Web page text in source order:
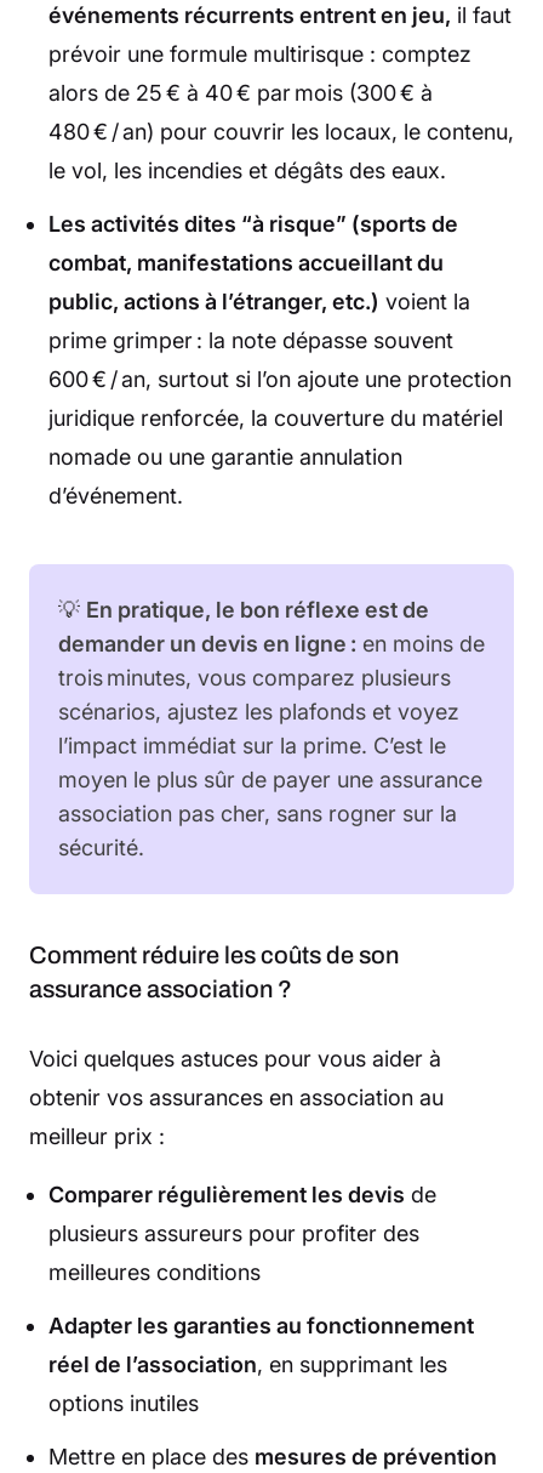
événements récurrents entrent en jeu, il faut
prévoir une formule multirisque : comptez
alors de 25 € à 40 € par mois (300 € à
480 € / an) pour couvrir les locaux, le contenu,
le vol, les incendies et dégâts des eaux.
Les activités dites “à risque” (sports de
combat, manifestations accueillant du
public, actions à l’étranger, etc.) voient la
prime grimper : la note dépasse souvent
600 € / an, surtout si l’on ajoute une protection
juridique renforcée, la couverture du matériel
nomade ou une garantie annulation
d’événement.
💡 En pratique, le bon réflexe est de
demander un devis en ligne : en moins de
trois minutes, vous comparez plusieurs
scénarios, ajustez les plafonds et voyez
l’impact immédiat sur la prime. C’est le
moyen le plus sûr de payer une assurance
association pas cher, sans rogner sur la
sécurité.
Comment réduire les coûts de son
assurance association ?
Voici quelques astuces pour vous aider à
obtenir vos assurances en association au
meilleur prix :
Comparer régulièrement les devis de
plusieurs assureurs pour profiter des
meilleures conditions
Adapter les garanties au fonctionnement
réel de l’association, en supprimant les
options inutiles
Mettre en place des mesures de prévention